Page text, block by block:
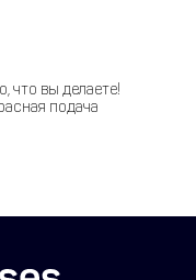
что вы делаете!
подача